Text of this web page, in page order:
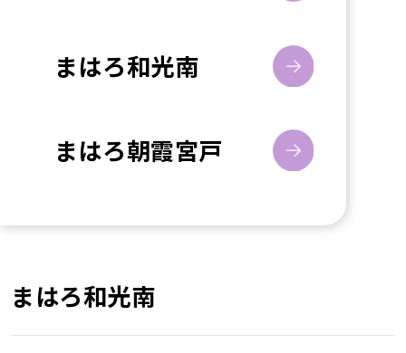
まはろ和光南
まはろ和光南
まはろ朝霞宮戸